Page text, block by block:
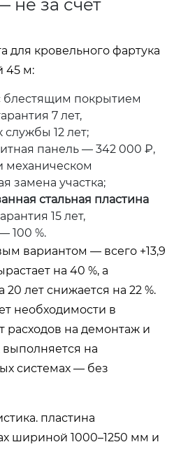
не за счёт
для кровельного фартука
45 м:
блестящим покрытием
7 лет,
12 лет;
панель — 342 000 ₽,
механическом
замена участка;
стальная пластина
15 лет,
100 %.
вариантом — всего +13,9
на 40 %, а
20 лет снижается на 22 %.
необходимости в
расходов на демонтаж и
на
системах — без
пластина
шириной 1000–1250 мм и